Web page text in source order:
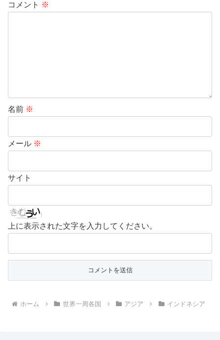
コメント ※
名前 ※
メール ※
サイト
上に表示された文字を入力してください。
ホーム 世界一周各国 アジア インドネシア